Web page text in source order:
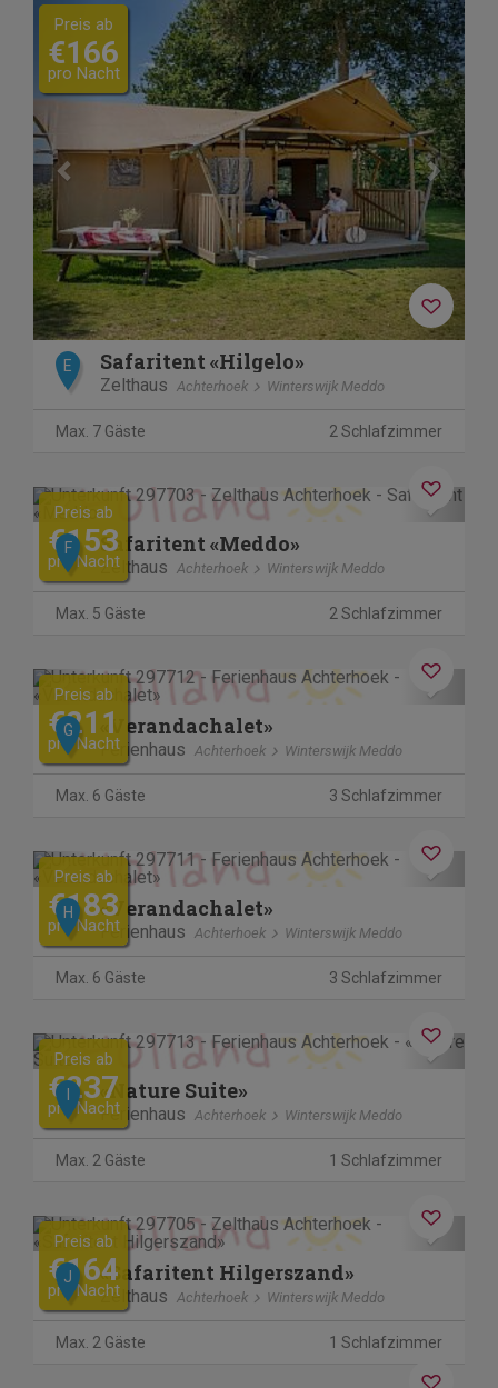
Previous Next
Preis ab
€166
pro Nacht
E Safaritent «Hilgelo»
Zelthaus Achterhoek Winterswijk Meddo
Max. 7 Gäste 2 Schlafzimmer
Previous Next
Preis ab
€153
pro Nacht
F Safaritent «Meddo»
Zelthaus Achterhoek Winterswijk Meddo
Max. 5 Gäste 2 Schlafzimmer
Previous Next
Preis ab
€211
pro Nacht
G «Verandachalet»
Ferienhaus Achterhoek Winterswijk Meddo
Max. 6 Gäste 3 Schlafzimmer
Previous Next
Preis ab
€183
pro Nacht
H «Verandachalet»
Ferienhaus Achterhoek Winterswijk Meddo
Max. 6 Gäste 3 Schlafzimmer
Previous Next
Preis ab
€237
pro Nacht
«Nature Suite»
Ferienhaus Achterhoek Winterswijk Meddo
Max. 2 Gäste 1 Schlafzimmer
Previous Next
Preis ab
€164
pro Nacht
J «Safaritent Hilgerszand»
Zelthaus Achterhoek Winterswijk Meddo
Max. 2 Gäste 1 Schlafzimmer